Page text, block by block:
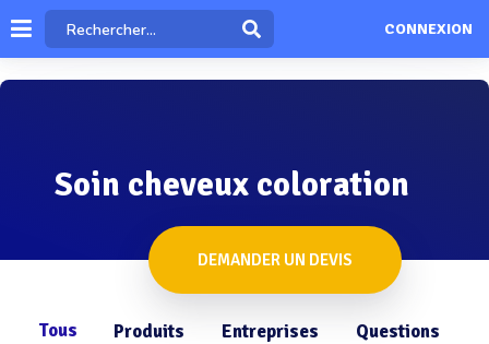
CONNEXION
Soin cheveux coloration
DEMANDER UN DEVIS
Tous Produits Entreprises Questions